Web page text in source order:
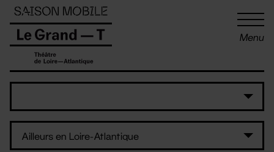
Menu
Panneau de gestion des cookies